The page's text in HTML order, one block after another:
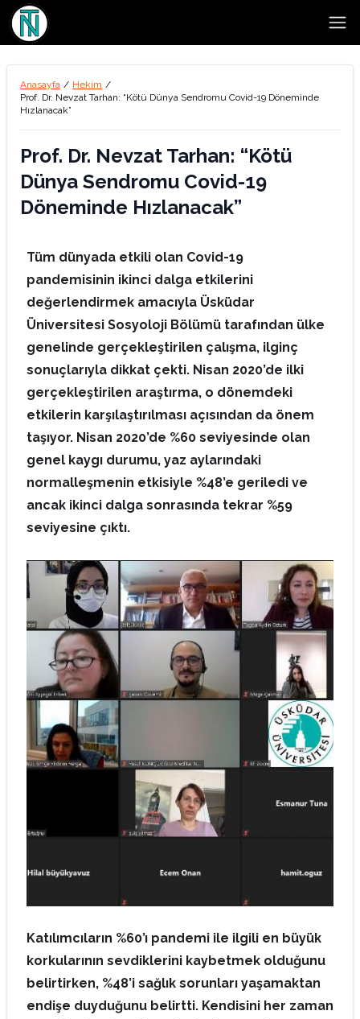
Anasayfa / Hekim /
Prof. Dr. Nevzat Tarhan: “Kötü Dünya Sendromu Covid-19 Döneminde
Hızlanacak”
Prof. Dr. Nevzat Tarhan: “Kötü
Dünya Sendromu Covid-19
Döneminde Hızlanacak”
Tüm dünyada etkili olan Covid-19
pandemisinin ikinci dalga etkilerini
değerlendirmek amacıyla Üsküdar
Üniversitesi Sosyoloji Bölümü tarafından ülke
genelinde gerçekleştirilen çalışma, ilginç
sonuçlarıyla dikkat çekti. Nisan 2020’de ilki
gerçekleştirilen araştırma, o dönemdeki
etkilerin karşılaştırılması açısından da önem
taşıyor. Nisan 2020’de %60 seviyesinde olan
genel kaygı durumu, yaz aylarındaki
normalleşmenin etkisiyle %48’e geriledi ve
ancak ikinci dalga sonrasında tekrar %59
seviyesine çıktı.
Katılımcıların %60’ı pandemi ile ilgili en büyük
korkularının sevdiklerini kaybetmek olduğunu
belirtirken, %48’i sağlık sorunları yaşamaktan
endişe duyduğunu belirtti. Kendisini her zaman